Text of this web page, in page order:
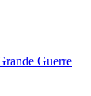
Guerre